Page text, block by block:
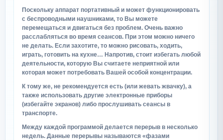
Поскольку аппарат портативный и может функционировать
с беспроводными наушниками, то Вы можете
перемещаться и двигаться без проблем. Очень важно
расслабляться во время сеансов. При этом можно ничего
не делать. Если захотите, то можно рисовать, ходить,
играть, готовить на кухне… Напротив, стоит избегать любой
деятельности, которую Вы считаете неприятной или
которая может потребовать Вашей особой концентрации.
К тому же, не рекомендуется есть (или жевать жвачку), а
также использовать другие электронные приборы
(избегайте экранов) либо прослушивать сеансы в
транспорте.
Между каждой программой делается перерыв в несколько
недель. Данные перерывы называются «фазами